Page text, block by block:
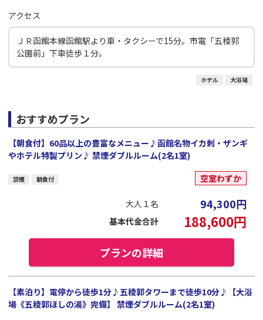
アクセス
ＪＲ函館本線函館駅より車・タクシーで15分。市電「五稜郭
公園前」下車徒歩１分。
ホテル 大浴場
おすすめプラン
【朝食付】60品以上の豊富なメニュー♪函館名物イカ刺・ザンギ
やホテル特製プリン♪ 禁煙ダブルルーム(2名1室)
禁煙 朝食付 空室わずか
大人１名 94,300円
基本代金合計 188,600円
プランの詳細
【素泊り】電停から徒歩1分♪五稜郭タワーまで徒歩10分♪【大浴
場《五稜郭ほしの湯》完備】 禁煙ダブルルーム(2名1室)